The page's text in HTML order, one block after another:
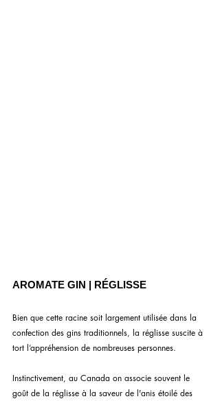
AROMATE GIN | RÉGLISSE
Bien que cette racine soit largement utilisée dans la
confection des gins traditionnels, la réglisse suscite à
tort l’appréhension de nombreuses personnes.
Instinctivement, au Canada on associe souvent le
goût de la réglisse à la saveur de l'anis étoilé des